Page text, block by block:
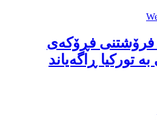
فرۆشتنی فڕۆکەی